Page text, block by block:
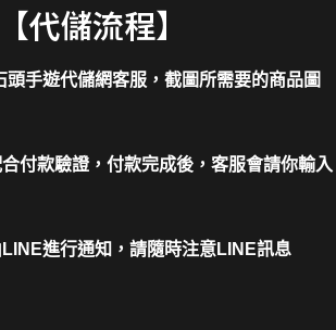
【代儲流程】
頭手遊代儲網客服，截圖所需要的商品圖
付款驗證，付款完成後，客服會請你輸入
進行通知，請隨時注意LINE訊息